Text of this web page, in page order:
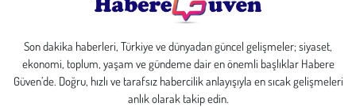
Son dakika haberleri, Türkiye ve dünyadan güncel gelişmeler; siyaset,
ekonomi, toplum, yaşam ve gündeme dair en önemli başlıklar Habere
Güven’de. Doğru, hızlı ve tarafsız habercilik anlayışıyla en sıcak gelişmeleri
anlık olarak takip edin.